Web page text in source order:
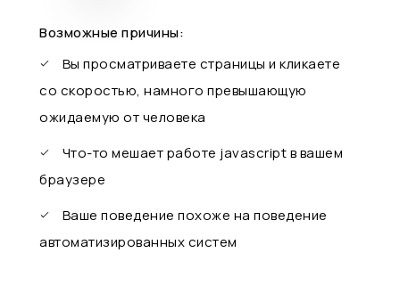
Возможные причины:
Вы просматриваете страницы и кликаете
со скоростью, намного превышающую
ожидаемую от человека
Что-то мешает работе javascript в вашем
браузере
Ваше поведение похоже на поведение
автоматизированных систем